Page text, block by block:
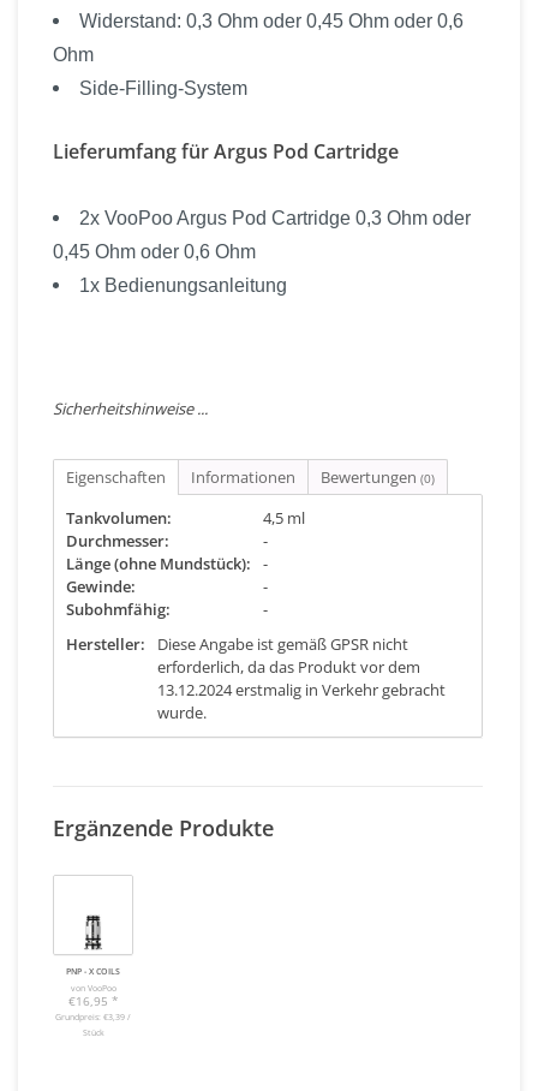
Widerstand: 0,3 Ohm oder 0,45 Ohm oder 0,6
Ohm
Side-Filling-System
Lieferumfang für Argus Pod Cartridge
2x VooPoo Argus Pod Cartridge 0,3 Ohm oder
0,45 Ohm oder 0,6 Ohm
1x Bedienungsanleitung
Sicherheitshinweise ...
Eigenschaften Informationen Bewertungen (0)
Tankvolumen:
4,5 ml
Durchmesser:
-
Länge (ohne Mundstück):
-
Gewinde:
-
Subohmfähig:
-
Hersteller:
Diese Angabe ist gemäß GPSR nicht
erforderlich, da das Produkt vor dem
13.12.2024 erstmalig in Verkehr gebracht
wurde.
Ergänzende Produkte
PNP - X COILS
von VooPoo
€16,95 *
Grundpreis: €3,39 /
Stück